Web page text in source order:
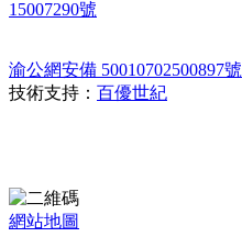
15007290號
渝公網安備 50010702500897號
技術支持： 百優世紀
網站地圖